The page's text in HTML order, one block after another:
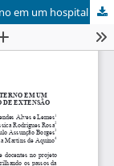
Incentivo e promoção do aleitamento materno em um hospital universitário: vivências de um projeto de extensão